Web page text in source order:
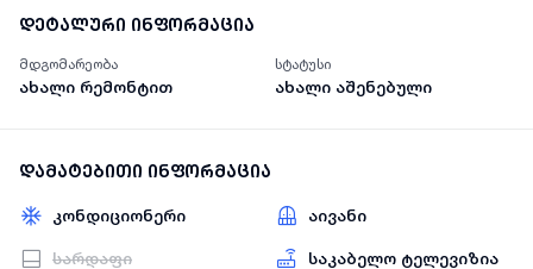
დეტალური ინფორმაცია
მდგომარეობა
ახალი რემონტით
სტატუსი
ახალი აშენებული
დამატებითი ინფორმაცია
კონდიციონერი აივანი
სარდაფი საკაბელო ტელევიზია